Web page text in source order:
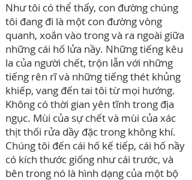
Như tôi có thể thấy, con đường chúng
tôi đang đi là một con đường vòng
quanh, xoắn vào trong và ra ngoài giữa
những cái hố lửa nầy. Những tiếng kêu
la của người chết, trộn lẫn với những
tiếng rên rĩ và những tiếng thét khủng
khiếp, vang đến tai tôi từ mọi hướng.
Không có thời gian yên tĩnh trong địa
ngục. Mùi của sự chết và mùi của xác
thịt thối rửa dầy đặc trong không khí.
Chúng tôi đến cái hố kế tiếp, cái hố nầy
có kích thước giống như cái trước, và
bên trong nó là hình dạng của một bộ